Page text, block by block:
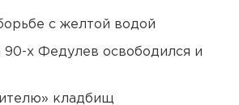
с желтой водой
90-х Федулев освободился и
кладбищ